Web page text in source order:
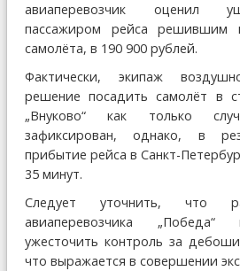
авиаперевозчик оценил
пассажиром рейса решившим
самолёта, в 190 900 рублей.
Фактически, экипаж
решение посадить самолёт в
„Внуково“ как только
зафиксирован, однако, в
прибытие рейса в Санкт-
35 минут.
Следует уточнить, что
авиаперевозчика
ужесточить контроль за
что выражается в совершении